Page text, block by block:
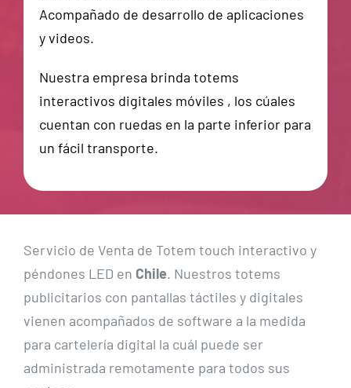
Acompañado de desarrollo de aplicaciones
y videos.
Nuestra empresa brinda totems
interactivos digitales móviles , los cúales
cuentan con ruedas en la parte inferior para
un fácil transporte.
Servicio de Venta de Totem touch interactivo y
péndones LED en Chile. Nuestros totems
publicitarios con pantallas táctiles y digitales
vienen acompañados de software a la medida
para cartelería digital la cuál puede ser
administrada remotamente para todos sus